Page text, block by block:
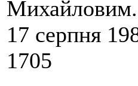
Михайловим.
17 серпня
1705